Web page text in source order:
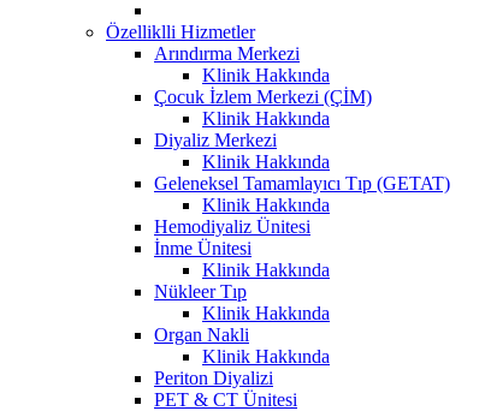
Özelliklli Hizmetler
Arındırma Merkezi
Klinik Hakkında
Çocuk İzlem Merkezi (ÇİM)
Klinik Hakkında
Diyaliz Merkezi
Klinik Hakkında
Geleneksel Tamamlayıcı Tıp (GETAT)
Klinik Hakkında
Hemodiyaliz Ünitesi
İnme Ünitesi
Klinik Hakkında
Nükleer Tıp
Klinik Hakkında
Organ Nakli
Klinik Hakkında
Periton Diyalizi
PET & CT Ünitesi